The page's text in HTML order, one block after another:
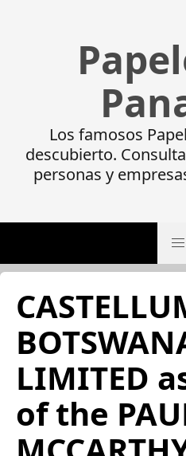
Los famosos
descubierto.
personas y
LIMITED
of the